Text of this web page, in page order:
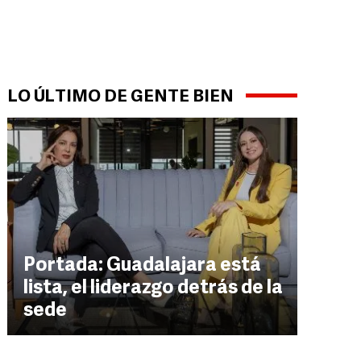
LO ÚLTIMO DE GENTE BIEN
Portada: Guadalajara está
lista, el liderazgo detrás de la
sede